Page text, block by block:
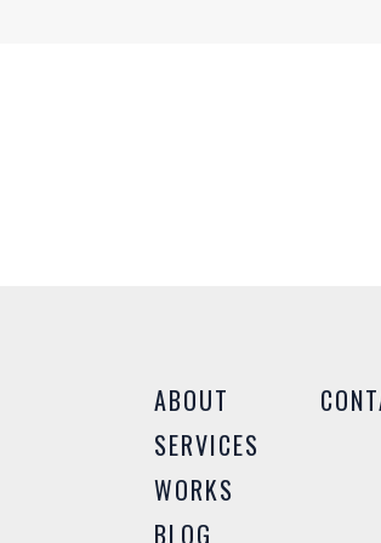
ABOUT
SERVICES
WORKS
BLOG